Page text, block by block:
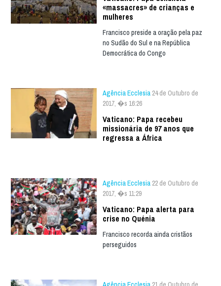
«massacres» de crianças e
mulheres
Francisco preside a oração pela paz
no Sudão do Sul e na República
Democrática do Congo
Agência Ecclesia 24 de Outubro de
2017, �s 16:26
Vaticano: Papa recebeu
missionária de 97 anos que
regressa a África
Agência Ecclesia 22 de Outubro de
2017, �s 11:29
Vaticano: Papa alerta para
crise no Quénia
Francisco recorda ainda cristãos
perseguidos